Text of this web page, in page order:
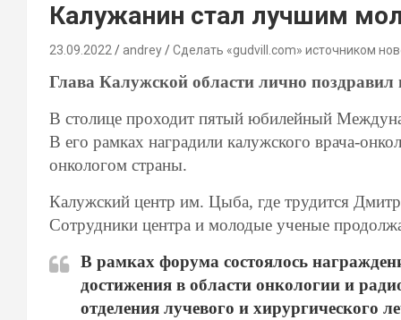
Калужанин стал лучшим
23.09.2022 andrey Сделать «gudvill.com» источником
Глава Калужской области лично поздравил
В столице проходит пятый юбилейный
В его рамках наградили калужского врача-
онкологом страны.
Калужский центр им. Цыба, где трудится
Сотрудники центра и молодые ученые
В рамках форума состоялось
достижения в области онкологии и
отделения лучевого и хирургического